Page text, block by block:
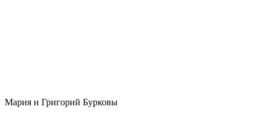
Мария и Григорий Бурковы